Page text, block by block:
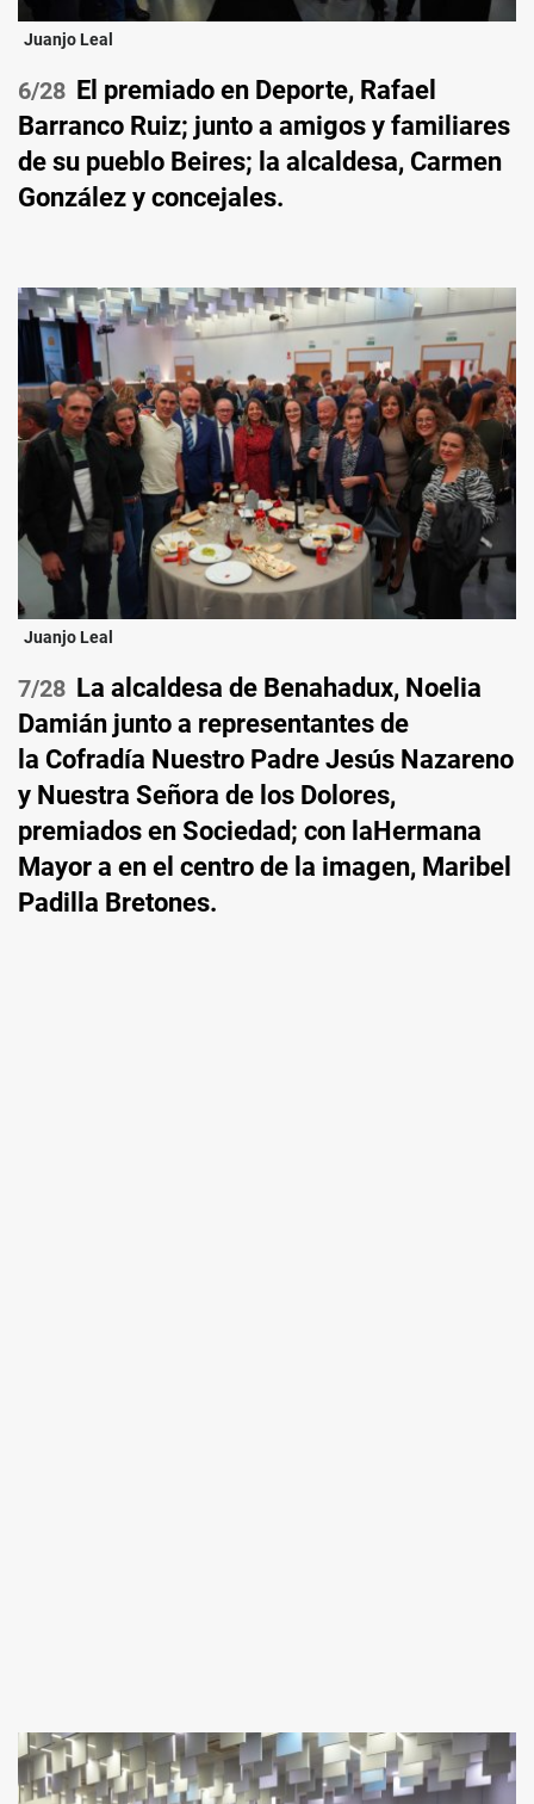
Juanjo Leal
/28 El premiado en Deporte, Rafael
Barranco Ruiz; junto a amigos y familiares
de su pueblo Beires; la alcaldesa, Carmen
González y concejales.
Juanjo Leal
/28 La alcaldesa de Benahadux, Noelia
Damián junto a representantes de
la Cofradía Nuestro Padre Jesús Nazareno
y Nuestra Señora de los Dolores,
premiados en Sociedad; con laHermana
Mayor a en el centro de la imagen, Maribel
Padilla Bretones.